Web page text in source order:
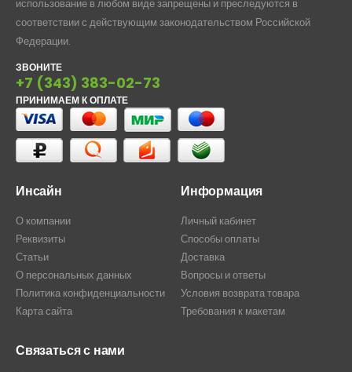
использование в любом виде запрещены и преследуются в
соответствии с действующим законодательством Российской
Федерации.
ЗВОНИТЕ
+7 (343) 383-02-73
ПРИНИМАЕМ К ОПЛАТЕ
Инсайн
О компании
Реквизиты
Статьи
О персональных данных
Политика конфиденциальности
Карта сайта
Информация
Личный кабинет
Способы оплаты
Доставка
Вопросы и ответы
Условия возврата товара
Требования к макетам
Связаться с нами